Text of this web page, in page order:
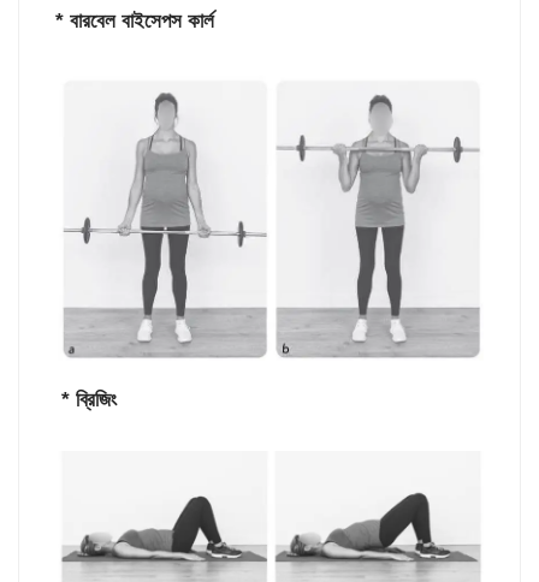
* বারবেল বাইসেপস কার্ল
* ব্রিজিং